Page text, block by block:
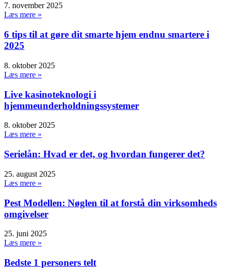
7. november 2025
Læs mere »
6 tips til at gøre dit smarte hjem endnu smartere i
2025
8. oktober 2025
Læs mere »
Live kasinoteknologi i
hjemmeunderholdningssystemer
8. oktober 2025
Læs mere »
Serielån: Hvad er det, og hvordan fungerer det?
25. august 2025
Læs mere »
Pest Modellen: Nøglen til at forstå din virksomheds
omgivelser
25. juni 2025
Læs mere »
Bedste 1 personers telt